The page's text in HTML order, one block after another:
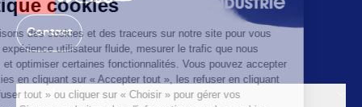
Contact
Le salon